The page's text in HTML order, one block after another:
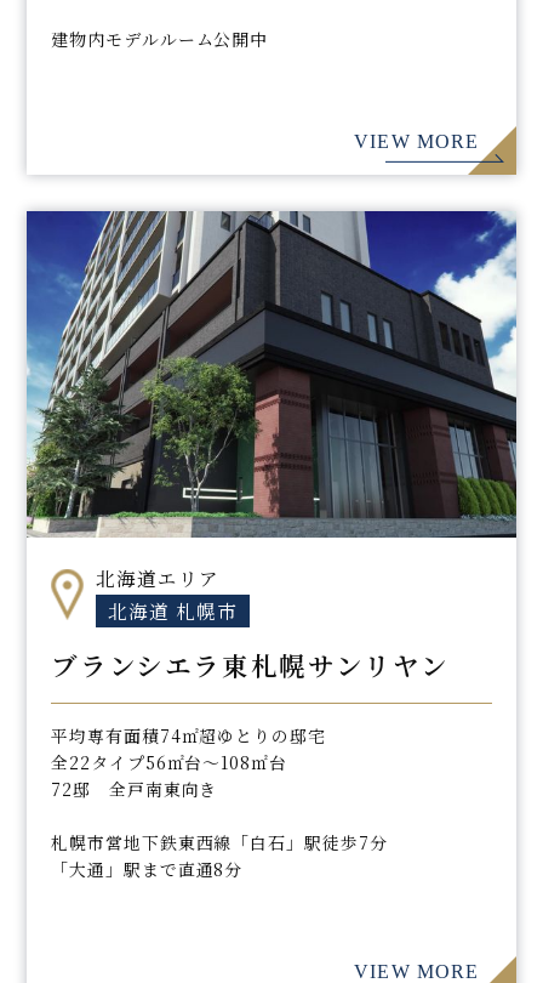
建物内モデルルーム公開中
VIEW MORE
北海道エリア
北海道 札幌市
ブランシエラ東札幌サンリヤン
平均専有面積74㎡超ゆとりの邸宅
全22タイプ56㎡台～108㎡台
72邸 全戸南東向き
札幌市営地下鉄東西線「白石」駅徒歩7分
「大通」駅まで直通8分
VIEW MORE